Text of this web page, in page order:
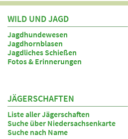
WILD UND JAGD
Jagdhundewesen
Jagdhornblasen
Jagdliches Schießen
Fotos & Erinnerungen
JÄGERSCHAFTEN
Liste aller Jägerschaften
Suche über Niedersachsenkarte
Suche nach Name